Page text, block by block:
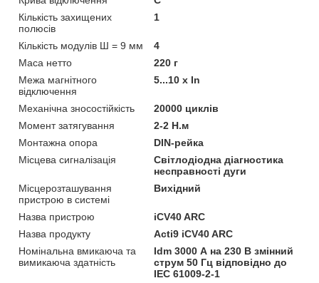
Кількість захищених
полюсів
1
Кількість модулів Ш = 9 мм
4
Маса нетто
220 г
Межа магнітного
відключення
5...10 x In
Механічна зносостійкість
20000 циклів
Момент затягування
2-2 Н.м
Монтажна опора
DIN-рейка
Місцева сигналізація
Світлодіодна діагностика
несправності дуги
Місцерозташування
пристрою в системі
Вихідний
Назва пристрою
iCV40 ARC
Назва продукту
Acti9 iCV40 ARC
Номінальна вмикаюча та
вимикаюча здатність
Idm 3000 А на 230 В змінний
струм 50 Гц відповідно до
IEC 61009-2-1